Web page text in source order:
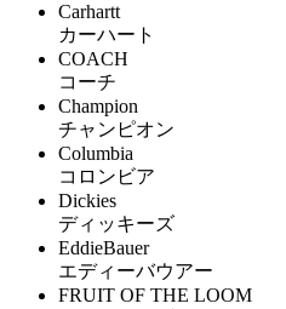
Carhartt
カーハート
COACH
コーチ
Champion
チャンピオン
Columbia
コロンビア
Dickies
ディッキーズ
EddieBauer
エディーバウアー
FRUIT OF THE LOOM